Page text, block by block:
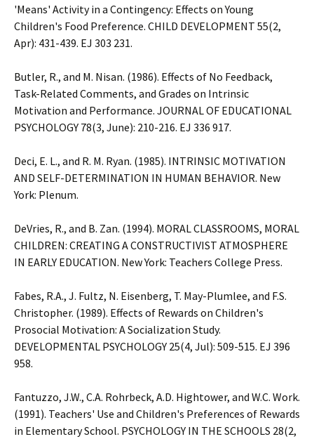
'Means' Activity in a Contingency: Effects on Young
Children's Food Preference. CHILD DEVELOPMENT 55(2,
Apr): 431-439. EJ 303 231.
Butler, R., and M. Nisan. (1986). Effects of No Feedback,
Task-Related Comments, and Grades on Intrinsic
Motivation and Performance. JOURNAL OF EDUCATIONAL
PSYCHOLOGY 78(3, June): 210-216. EJ 336 917.
Deci, E. L., and R. M. Ryan. (1985). INTRINSIC MOTIVATION
AND SELF-DETERMINATION IN HUMAN BEHAVIOR. New
York: Plenum.
DeVries, R., and B. Zan. (1994). MORAL CLASSROOMS, MORAL
CHILDREN: CREATING A CONSTRUCTIVIST ATMOSPHERE
IN EARLY EDUCATION. New York: Teachers College Press.
Fabes, R.A., J. Fultz, N. Eisenberg, T. May-Plumlee, and F.S.
Christopher. (1989). Effects of Rewards on Children's
Prosocial Motivation: A Socialization Study.
DEVELOPMENTAL PSYCHOLOGY 25(4, Jul): 509-515. EJ 396
958.
Fantuzzo, J.W., C.A. Rohrbeck, A.D. Hightower, and W.C. Work.
(1991). Teachers' Use and Children's Preferences of Rewards
in Elementary School. PSYCHOLOGY IN THE SCHOOLS 28(2,